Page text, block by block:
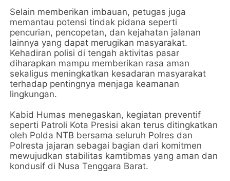
Selain memberikan imbauan, petugas juga
memantau potensi tindak pidana seperti
pencurian, pencopetan, dan kejahatan jalanan
lainnya yang dapat merugikan masyarakat.
Kehadiran polisi di tengah aktivitas pasar
diharapkan mampu memberikan rasa aman
sekaligus meningkatkan kesadaran masyarakat
terhadap pentingnya menjaga keamanan
lingkungan.
Kabid Humas menegaskan, kegiatan preventif
seperti Patroli Kota Presisi akan terus ditingkatkan
oleh Polda NTB bersama seluruh Polres dan
Polresta jajaran sebagai bagian dari komitmen
mewujudkan stabilitas kamtibmas yang aman dan
kondusif di Nusa Tenggara Barat.